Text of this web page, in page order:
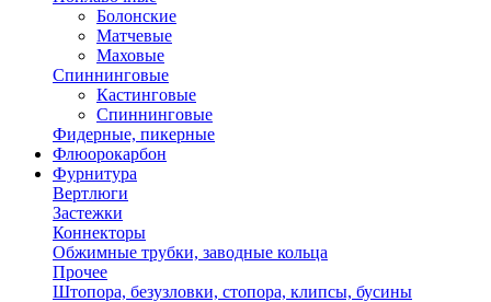
Болонские
Матчевые
Маховые
Спиннинговые
Кастинговые
Спиннинговые
Фидерные, пикерные
Флюорокарбон
Фурнитура
Вертлюги
Застежки
Коннекторы
Обжимные трубки, заводные кольца
Прочее
Штопора, безузловки, стопора, клипсы, бусины